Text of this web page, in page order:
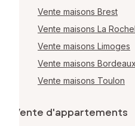
Vente maisons Brest
Vente maisons La
Vente maisons Limoges
Vente maisons Bordeaux
Vente maisons Toulon
Vente d'appartements